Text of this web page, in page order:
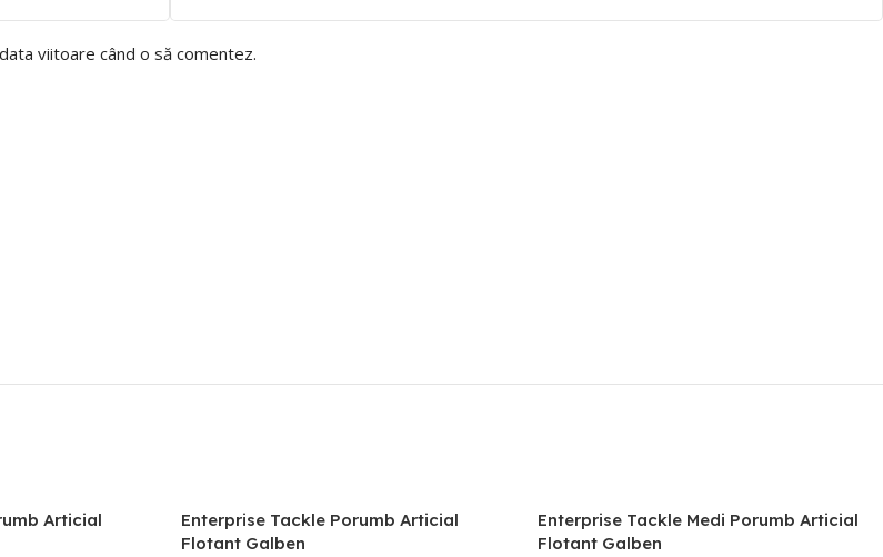
viitoare când o să comentez.
Articial
Enterprise Tackle Porumb Articial
Flotant Galben
Enterprise Tackle Medi Porumb Articial
Flotant Galben